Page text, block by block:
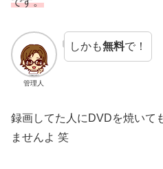
管理人
しかも無料で！
録画してた人にDVDを焼いて
ませんよ 笑